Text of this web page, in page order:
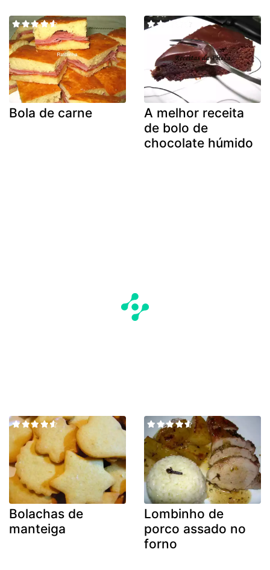
Bola de carne
A melhor receita
de bolo de
chocolate húmido
Bolachas de
manteiga
Lombinho de
porco assado no
forno